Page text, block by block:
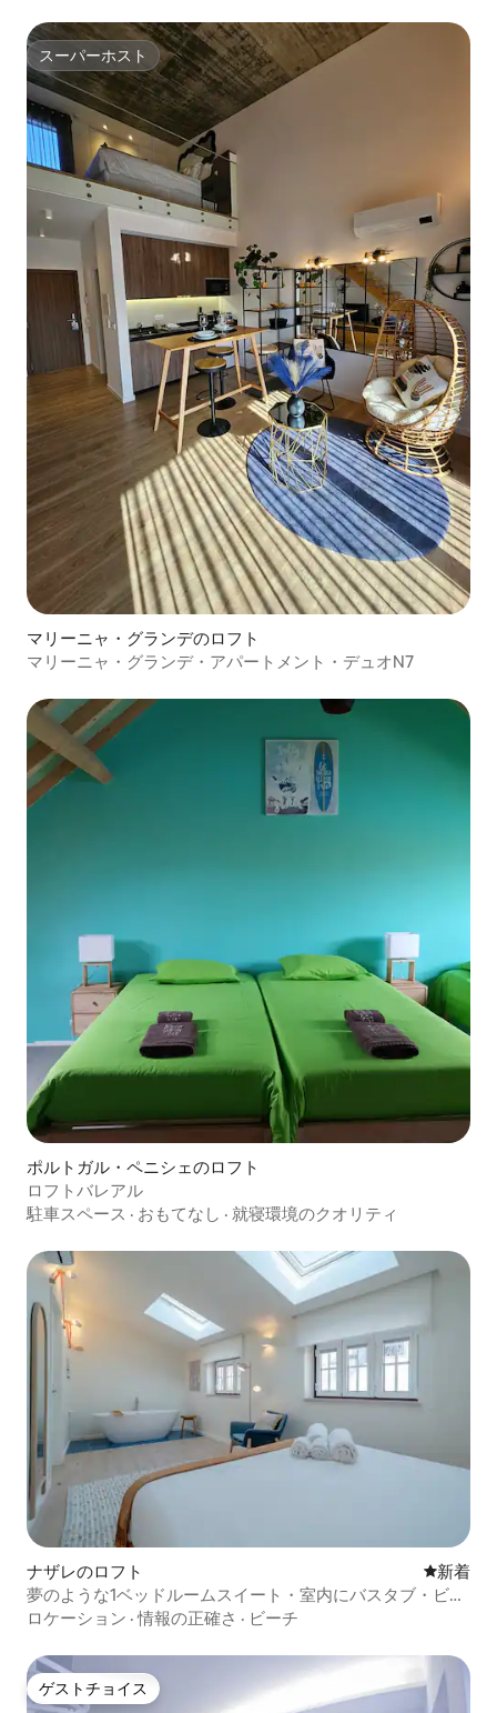
スーパーホスト
スーパーホスト
マリーニャ・グランデのロフト
マリーニャ・グランデ・アパートメント・デュオN7
ポルトガル・ペニシェのロフト
ロフトバレアル
駐車スペース · おもてなし · 就寝環境のクオリティ
ナザレのロフト 新しい宿
新着
夢のような1ベッドルームスイート・室内にバスタブ・ビー
チまで50m
ロケーション ·情報の正確さ · ビーチ
ゲストチョイス
ゲストチョイス